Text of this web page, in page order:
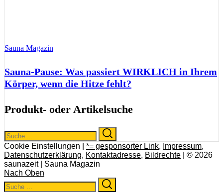
Sauna Magazin
Sauna-Pause: Was passiert WIRKLICH in Ihrem
Körper, wenn die Hitze fehlt?
Produkt- oder Artikelsuche
Search
for:
Cookie Einstellungen | *= gesponsorter Link, Impressum,
Datenschutzerklärung, Kontaktadresse, Bildrechte | © 2026
saunazeit | Sauna Magazin
Nach Oben
Search
for: